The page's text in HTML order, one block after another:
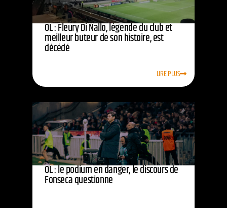
OL : Fleury Di Nallo, légende du club et
meilleur buteur de son histoire, est
décédé
LIRE PLUS
OL : le podium en danger, le discours de
Fonseca questionne